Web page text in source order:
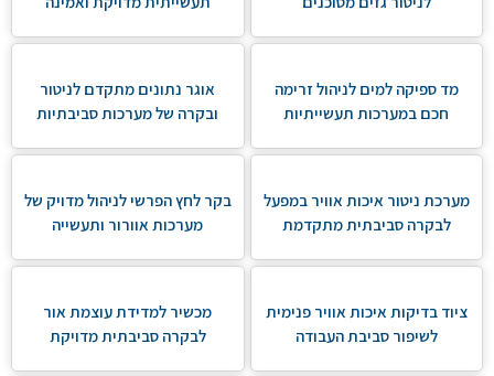
מד ספיקה למים לניהול זרימה
חכם במערכות תעשייתיות
אוגר נתונים מתקדם לניטור
ובקרה של מערכות סביבתיות
מערכת ניטור איכות אוויר במפעל
לבקרה סביבתית מתקדמת
בקר לחץ הפרשי לניהול מדויק של
מערכות אוורור ותעשייה
ציוד בדיקות איכות אוויר פנימית
לשיפור סביבת העבודה
מכשיר למדידת עוצמת אור
לבקרה סביבתית מדויקת